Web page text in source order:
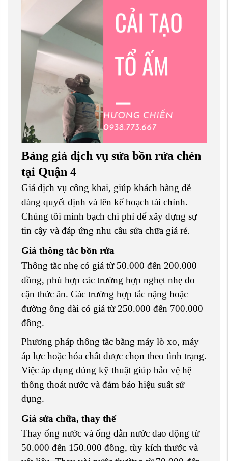
Bảng giá dịch vụ sửa bồn rửa chén
tại Quận 4
Giá dịch vụ công khai, giúp khách hàng dễ
dàng quyết định và lên kế hoạch tài chính.
Chúng tôi minh bạch chi phí để xây dựng sự
tin cậy và đáp ứng nhu cầu sửa chữa giá rẻ.
Giá thông tắc bồn rửa
Thông tắc nhẹ có giá từ 50.000 đến 200.000
đồng, phù hợp các trường hợp nghẹt nhẹ do
cặn thức ăn. Các trường hợp tắc nặng hoặc
đường ống dài có giá từ 250.000 đến 700.000
đồng.
Phương pháp thông tắc bằng máy lò xo, máy
áp lực hoặc hóa chất được chọn theo tình trạng.
Việc áp dụng đúng kỹ thuật giúp bảo vệ hệ
thống thoát nước và đảm bảo hiệu suất sử
dụng.
Giá sửa chữa, thay thế
Thay ống nước và ống dẫn nước dao động từ
50.000 đến 150.000 đồng, tùy kích thước và